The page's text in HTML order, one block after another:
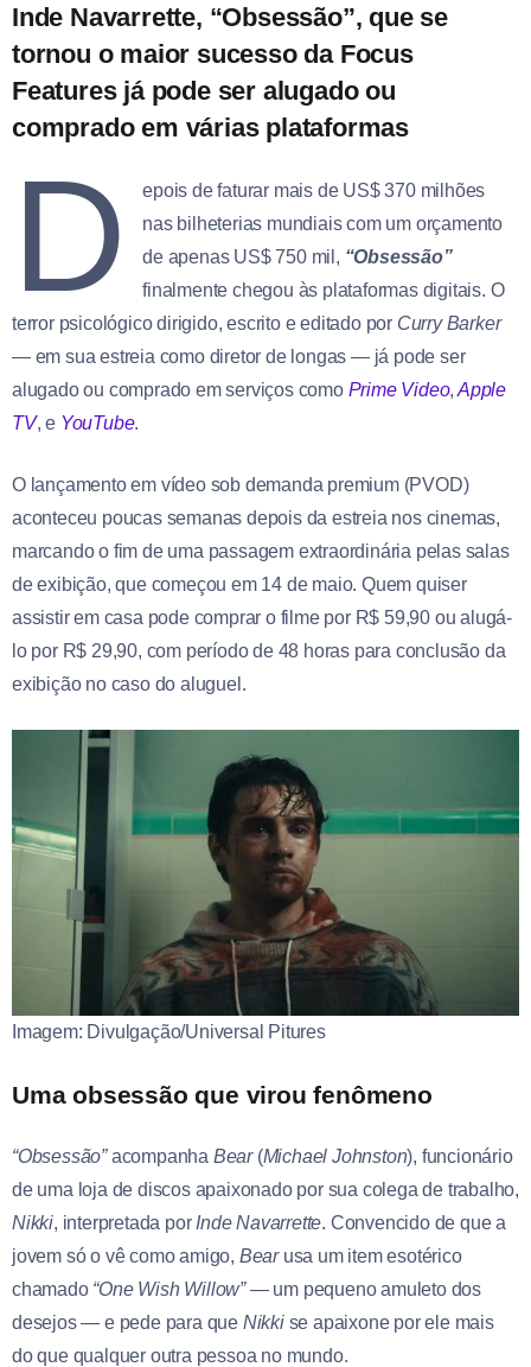
Inde Navarrette, “Obsessão”, que se
tornou o maior sucesso da Focus
Features já pode ser alugado ou
comprado em várias plataformas
D
epois de faturar mais de US$ 370 milhões
nas bilheterias mundiais com um orçamento
de apenas US$ 750 mil, “Obsessão”
finalmente chegou às plataformas digitais. O
terror psicológico dirigido, escrito e editado por Curry Barker
— em sua estreia como diretor de longas — já pode ser
alugado ou comprado em serviços como Prime Video, Apple
TV, e YouTube.
O lançamento em vídeo sob demanda premium (PVOD)
aconteceu poucas semanas depois da estreia nos cinemas,
marcando o fim de uma passagem extraordinária pelas salas
de exibição, que começou em 14 de maio. Quem quiser
assistir em casa pode comprar o filme por R$ 59,90 ou alugá-
lo por R$ 29,90, com período de 48 horas para conclusão da
exibição no caso do aluguel.
Imagem: Divulgação/Universal Pitures
Uma obsessão que virou fenômeno
“Obsessão”acompanha Bear (Michael Johnston), funcionário
de uma loja de discos apaixonado por sua colega de trabalho,
Nikki, interpretada por Inde Navarrette. Convencido de que a
jovem só o vê como amigo, Bear usa um item esotérico
chamado“One Wish Willow”— um pequeno amuleto dos
desejos — e pede para que Nikki se apaixone por ele mais
do que qualquer outra pessoa no mundo.